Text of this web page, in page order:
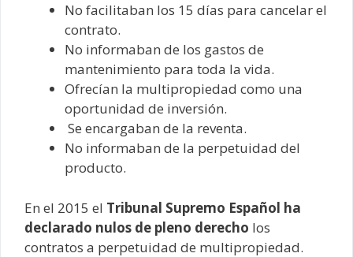
No facilitaban los 15 días para cancelar el
contrato.
No informaban de los gastos de
mantenimiento para toda la vida.
Ofrecían la multipropiedad como una
oportunidad de inversión.
Se encargaban de la reventa.
No informaban de la perpetuidad del
producto.
En el 2015 el Tribunal Supremo Español ha
declarado nulos de pleno derecho los
contratos a perpetuidad de multipropiedad.